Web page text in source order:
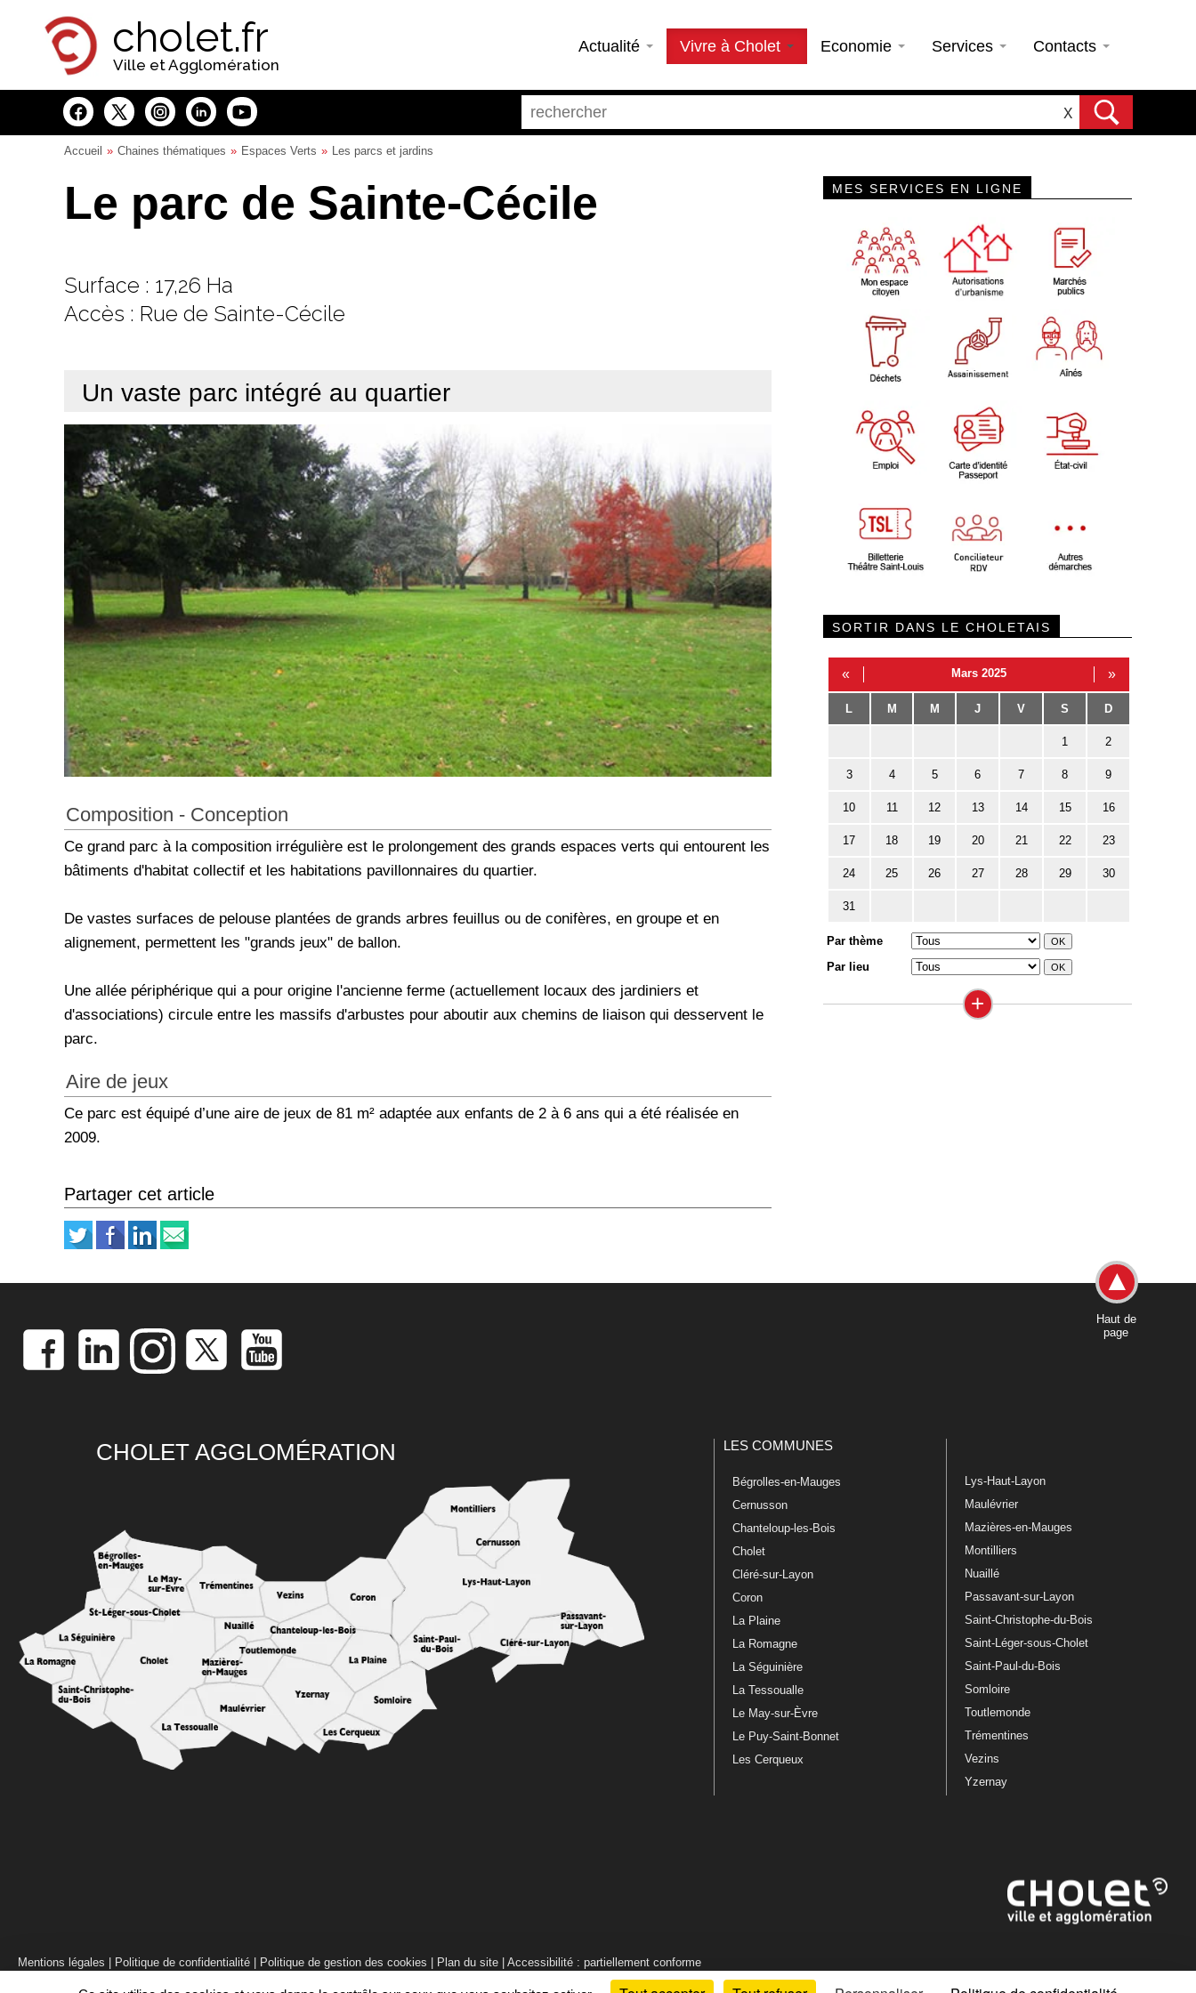
cholet.fr
Ville et Agglomération
Actualité Vivre à Cholet Economie Services Contacts
X
Accueil Chaines thématiques Espaces Verts Les parcs et jardins
Le parc de Sainte-Cécile
Surface : 17,26 Ha
Accès : Rue de Sainte-Cécile
Un vaste parc intégré au quartier
Composition - Conception
Ce grand parc à la composition irrégulière est le prolongement des grands espaces verts qui entourent les
bâtiments d'habitat collectif et les habitations pavillonnaires du quartier.
De vastes surfaces de pelouse plantées de grands arbres feuillus ou de conifères, en groupe et en
alignement, permettent les "grands jeux" de ballon.
Une allée périphérique qui a pour origine l'ancienne ferme (actuellement locaux des jardiniers et
d'associations) circule entre les massifs d'arbustes pour aboutir aux chemins de liaison qui desservent le
parc.
Aire de jeux
Ce parc est équipé d’une aire de jeux de 81 m² adaptée aux enfants de 2 à 6 ans qui a été réalisée en
2009.
Partager cet article
MES SERVICES EN LIGNE
SORTIR DANS LE CHOLETAIS
« Mars 2025 »
L M M J V S D
1 2
3 4 5 6 7 8 9
10 11 12 13 14 15 16
17 18 19 20 21 22 23
24 25 26 27 28 29 30
31
Par thème
Par lieu
+
Haut de
page
CHOLET AGGLOMÉRATION LES COMMUNES
Bégrolles-en-Mauges
Cernusson
Chanteloup-les-Bois
Cholet
Cléré-sur-Layon
Coron
La Plaine
La Romagne
La Séguinière
La Tessoualle
Le May-sur-Èvre
Le Puy-Saint-Bonnet
Les Cerqueux
Lys-Haut-Layon
Maulévrier
Mazières-en-Mauges
Montilliers
Nuaillé
Passavant-sur-Layon
Saint-Christophe-du-Bois
Saint-Léger-sous-Cholet
Saint-Paul-du-Bois
Somloire
Toutlemonde
Trémentines
Vezins
Yzernay
Mentions légales Politique de confidentialité Politique de gestion des cookies Plan du site Accessibilité : partiellement conforme